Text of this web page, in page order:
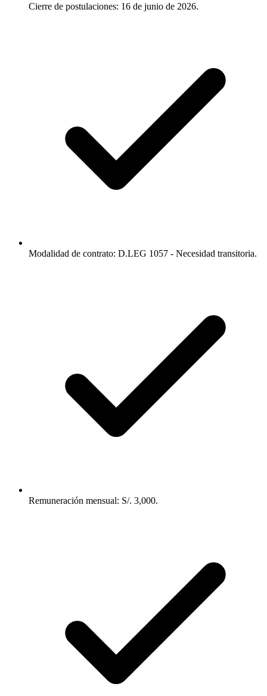
Cierre de postulaciones: 16 de junio de 2026.
Modalidad de contrato: D.LEG 1057 - Necesidad transitoria.
Remuneración mensual: S/. 3,000.